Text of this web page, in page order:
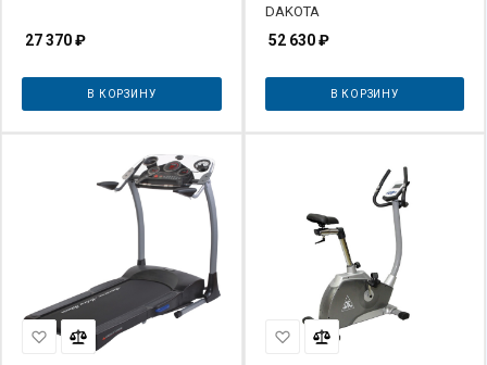
27 370₽
В КОРЗИНУ
DAKOTA
52 630₽
В КОРЗИНУ